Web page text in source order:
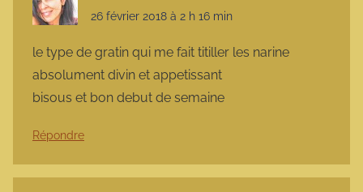
26 février 2018 à 2 h 16 min
le type de gratin qui me fait titiller les narine
absolument divin et appetissant
bisous et bon debut de semaine
Répondre